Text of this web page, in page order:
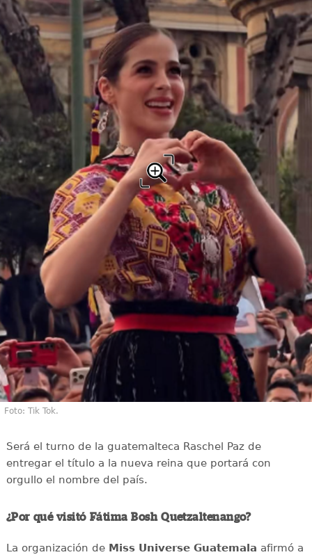
Foto: Tik Tok.
Será el turno de la guatemalteca Raschel Paz de
entregar el título a la nueva reina que portará con
orgullo el nombre del país.
¿Por qué visitó Fátima Bosh Quetzaltenango?
La organización de Miss Universe Guatemala afirmó a